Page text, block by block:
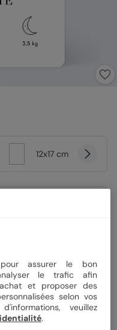
12x17 cm
assurer le bon
le trafic afin
et proposer des
selon vos
veuillez
.